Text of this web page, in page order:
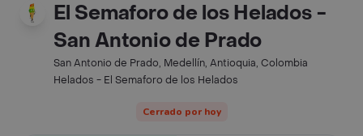
El Semaforo de los Helados -
San Antonio de Prado
San Antonio de Prado, Medellín, Antioquia, Colombia
Helados - El Semaforo de los Helados
Cerrado por hoy